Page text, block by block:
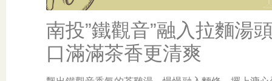
南投”鐵觀音”融入拉麵湯
口滿滿茶香更清爽